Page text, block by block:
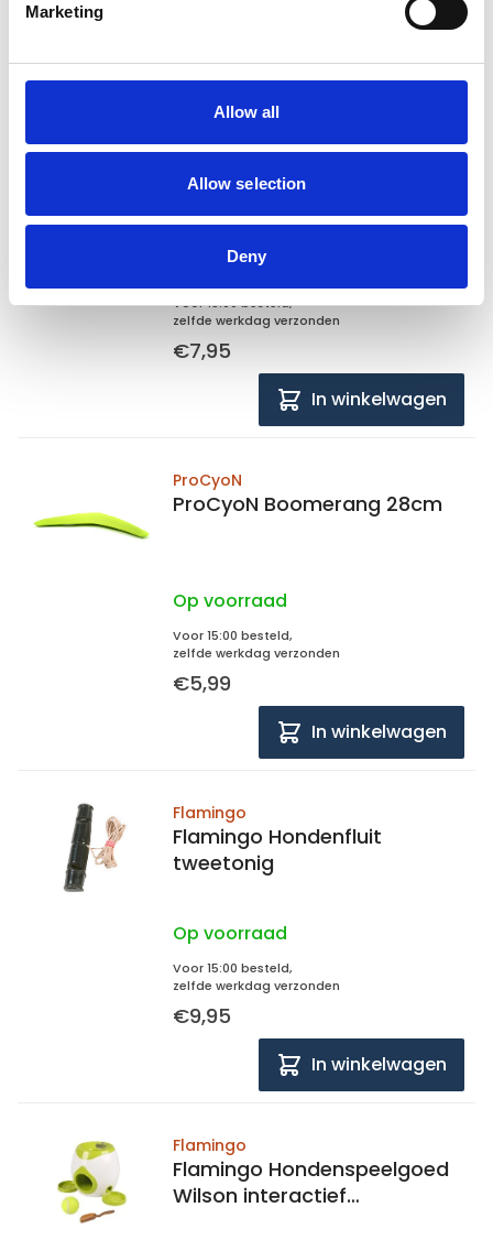
Marketing
Allow all
Allow selection
Deny
In winkelwagen
ProCyoN
ProCyoN Frisbee 22 cm
Op voorraad
Voor 15:00 besteld,
zelfde werkdag verzonden
€7,95
In winkelwagen
ProCyoN
ProCyoN Boomerang 28cm
Op voorraad
Voor 15:00 besteld,
zelfde werkdag verzonden
€5,99
In winkelwagen
Flamingo
Flamingo Hondenfluit
tweetonig
Op voorraad
Voor 15:00 besteld,
zelfde werkdag verzonden
€9,95
In winkelwagen
Flamingo
Flamingo Hondenspeelgoed
Wilson interactief